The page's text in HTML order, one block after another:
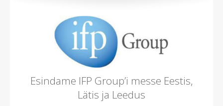
Esindame IFP Group’i messe Eestis,
Lätis ja Leedus